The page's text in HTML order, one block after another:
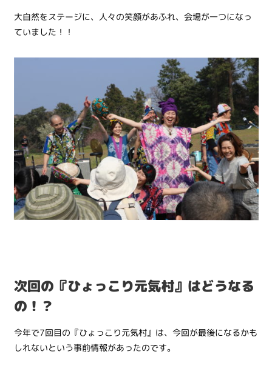
大自然をステージに、人々の笑顔があふれ、会場が一つになっ
ていました！！
次回の『ひょっこり元気村』はどうなる
の！？
今年で7回目の『ひょっこり元気村』は、今回が最後になるかも
しれないという事前情報があったのです。